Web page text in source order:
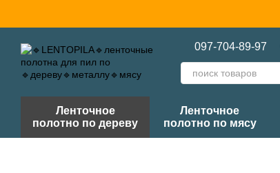
097-704-89-97
Ленточное
полотно по дереву
Ленточное
полотно по мясу